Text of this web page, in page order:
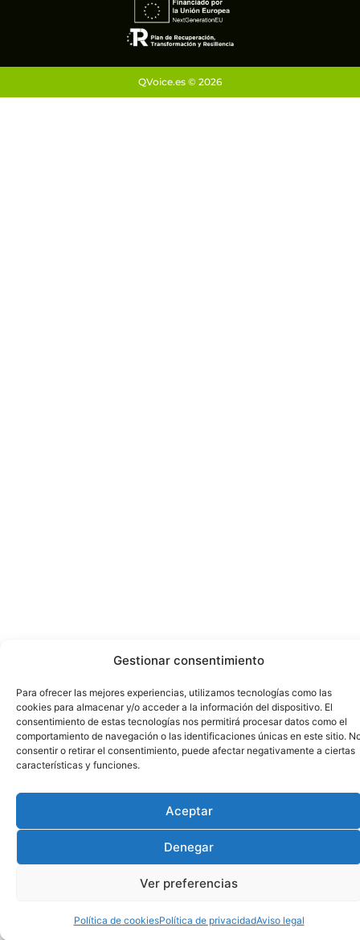
Gestionar consentimiento
Para ofrecer las mejores experiencias, utilizamos tecnologías como las
cookies para almacenar y/o acceder a la información del dispositivo. El
consentimiento de estas tecnologías nos permitirá procesar datos como el
comportamiento de navegación o las identificaciones únicas en este sitio.
consentir o retirar el consentimiento, puede afectar negativamente a ciertas
características y funciones.
Aceptar
Denegar
Ver preferencias
Política de cookiesPolítica de privacidadAviso legal
QVoice.es © 2026